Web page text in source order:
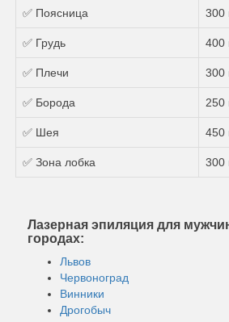
✅ Поясница 300
✅ Грудь 400
✅ Плечи 300
✅ Борода 250
✅ Шея 450
✅ Зона лобка 300
Лазерная эпиляция для
городах:
Львов
Червоноград
Винники
Дрогобыч